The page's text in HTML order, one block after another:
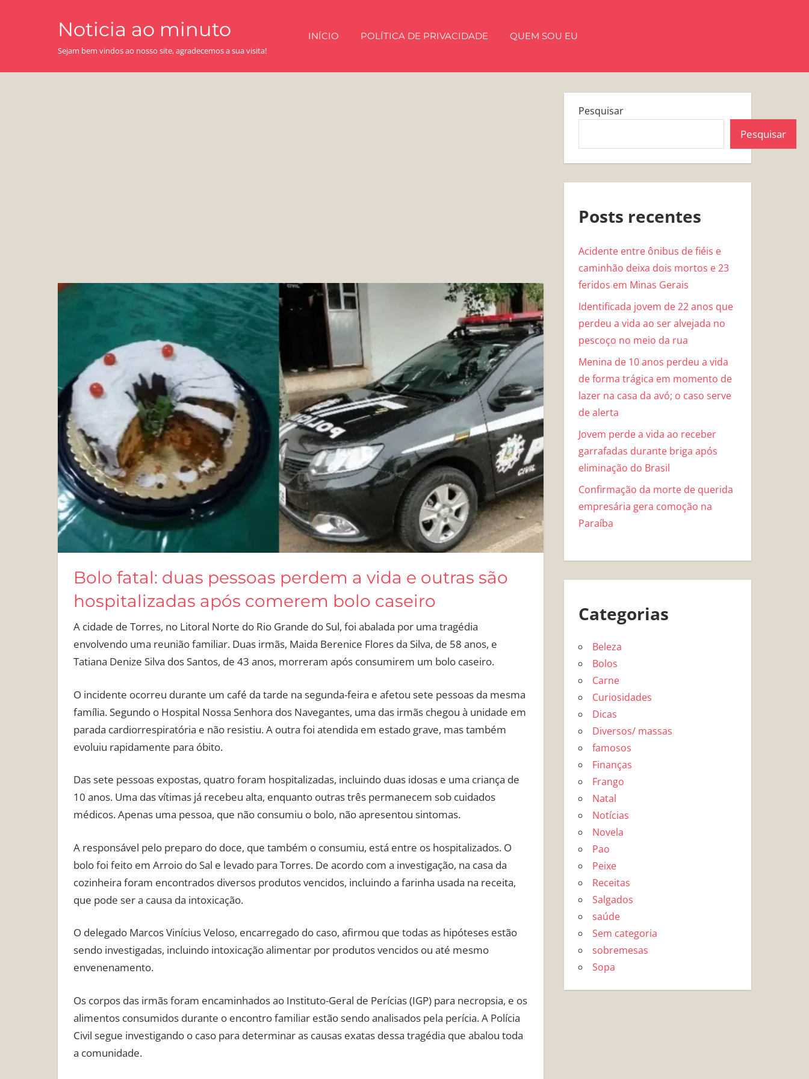
Noticia ao minuto
Sejam bem vindos ao nosso site, agradecemos a sua visita!
INÍCIO POLÍTICA DE PRIVACIDADE QUEM SOU EU
Bolo fatal: duas pessoas perdem a vida e outras são
hospitalizadas após comerem bolo caseiro
A cidade de Torres, no Litoral Norte do Rio Grande do Sul, foi abalada por uma tragédia
envolvendo uma reunião familiar. Duas irmãs, Maida Berenice Flores da Silva, de 58 anos, e
Tatiana Denize Silva dos Santos, de 43 anos, morreram após consumirem um bolo caseiro.
O incidente ocorreu durante um café da tarde na segunda-feira e afetou sete pessoas da mesma
família. Segundo o Hospital Nossa Senhora dos Navegantes, uma das irmãs chegou à unidade em
parada cardiorrespiratória e não resistiu. A outra foi atendida em estado grave, mas também
evoluiu rapidamente para óbito.
Das sete pessoas expostas, quatro foram hospitalizadas, incluindo duas idosas e uma criança de
10 anos. Uma das vítimas já recebeu alta, enquanto outras três permanecem sob cuidados
médicos. Apenas uma pessoa, que não consumiu o bolo, não apresentou sintomas.
A responsável pelo preparo do doce, que também o consumiu, está entre os hospitalizados. O
bolo foi feito em Arroio do Sal e levado para Torres. De acordo com a investigação, na casa da
cozinheira foram encontrados diversos produtos vencidos, incluindo a farinha usada na receita,
que pode ser a causa da intoxicação.
O delegado Marcos Vinícius Veloso, encarregado do caso, afirmou que todas as hipóteses estão
sendo investigadas, incluindo intoxicação alimentar por produtos vencidos ou até mesmo
envenenamento.
Os corpos das irmãs foram encaminhados ao Instituto-Geral de Perícias (IGP) para necropsia, e os
alimentos consumidos durante o encontro familiar estão sendo analisados pela perícia. A Polícia
Civil segue investigando o caso para determinar as causas exatas dessa tragédia que abalou toda
a comunidade.
Pesquisar
Pesquisar
Posts recentes
Acidente entre ônibus de fiéis e
caminhão deixa dois mortos e 23
feridos em Minas Gerais
Identificada jovem de 22 anos que
perdeu a vida ao ser alvejada no
pescoço no meio da rua
Menina de 10 anos perdeu a vida
de forma trágica em momento de
lazer na casa da avó; o caso serve
de alerta
Jovem perde a vida ao receber
garrafadas durante briga após
eliminação do Brasil
Confirmação da morte de querida
empresária gera comoção na
Paraíba
Categorias
Beleza
Bolos
Carne
Curiosidades
Dicas
Diversos/ massas
famosos
Finanças
Frango
Natal
Notícias
Novela
Pao
Peixe
Receitas
Salgados
saúde
Sem categoria
sobremesas
Sopa